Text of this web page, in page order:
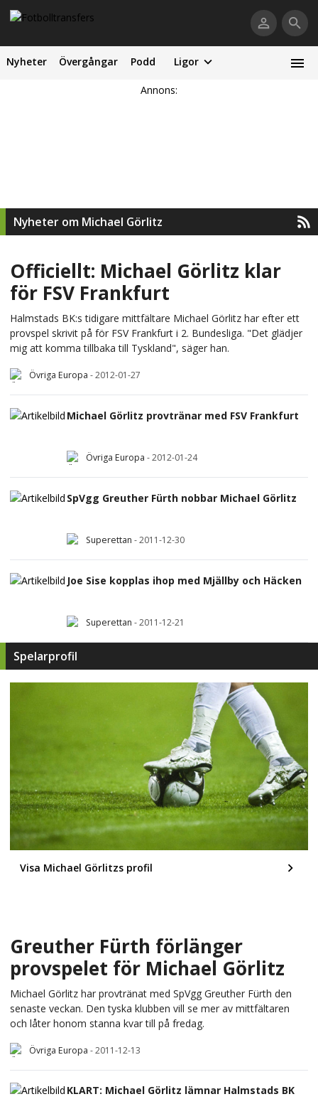
Nyheter Övergångar Podd Ligor
Annons:
Nyheter om Michael Görlitz
Officiellt: Michael Görlitz klar
för FSV Frankfurt
Halmstads BK:s tidigare mittfältare Michael Görlitz har efter ett
provspel skrivit på för FSV Frankfurt i 2. Bundesliga. "Det glädjer
mig att komma tillbaka till Tyskland", säger han.
Övriga Europa -2012-01-27
Michael Görlitz provtränar med FSV Frankfurt
Övriga Europa -2012-01-24
SpVgg Greuther Fürth nobbar Michael Görlitz
Superettan -2011-12-30
Joe Sise kopplas ihop med Mjällby och Häcken
Superettan -2011-12-21
Spelarprofil
Visa Michael Görlitzs profil
Greuther Fürth förlänger
provspelet för Michael Görlitz
Michael Görlitz har provtränat med SpVgg Greuther Fürth den
senaste veckan. Den tyska klubben vill se mer av mittfältaren
och låter honom stanna kvar till på fredag.
Övriga Europa -2011-12-13
KLART: Michael Görlitz lämnar Halmstads BK